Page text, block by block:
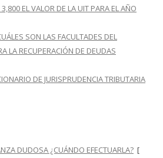
3,800 EL VALOR DE LA UIT PARA EL AÑO
SON LAS FACULTADES DEL
LA RECUPERACIÓN DE DEUDAS
DE JURISPRUDENCIA TRIBUTARIA
DUDOSA ¿CUÁNDO EFECTUARLA? [